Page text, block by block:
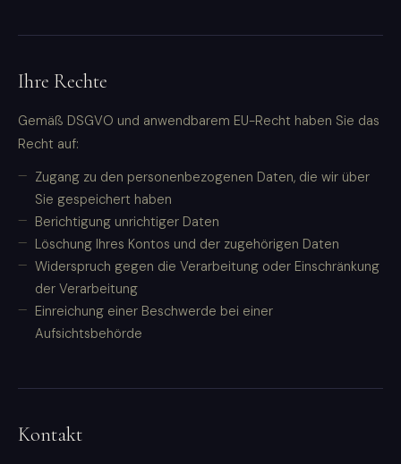
Ihre Rechte
Gemäß DSGVO und anwendbarem EU-Recht haben Sie das
Recht auf:
Zugang zu den personenbezogenen Daten, die wir über
Sie gespeichert haben
Berichtigung unrichtiger Daten
Löschung Ihres Kontos und der zugehörigen Daten
Widerspruch gegen die Verarbeitung oder Einschränkung
der Verarbeitung
Einreichung einer Beschwerde bei einer
Aufsichtsbehörde
Kontakt